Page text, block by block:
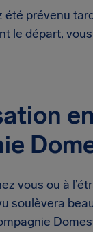
été prévenu
le départ,
vous ou à
soulèvera